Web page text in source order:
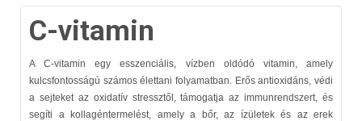
C-vitamin
A C-vitamin egy esszenciális, vízben oldódó vitamin, amely
kulcsfontosságú számos élettani folyamatban. Erős antioxidáns, védi
a sejteket az oxidatív stressztől, támogatja az immunrendszert, és
segíti a kollagéntermelést, amely a bőr, az ízületek és az erek